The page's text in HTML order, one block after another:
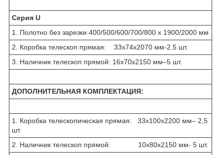
Серия U
1. Полотно без зарезки 400/500/600/700/800 x 1900/2000 мм
2. Коробка телескоп прямая: 33х74х2070 мм-2.5 шт.
3. Наличник телескоп прямой: 16х70х2150 мм–5 шт.
ДОПОЛНИТЕЛЬНАЯ КОМПЛЕКТАЦИЯ:
1. Коробка телескопическая прямая: 33х100х2200 мм– 2,5
шт.
2. Наличник телескоп прямой: 10х80х2150 мм- 5 шт.